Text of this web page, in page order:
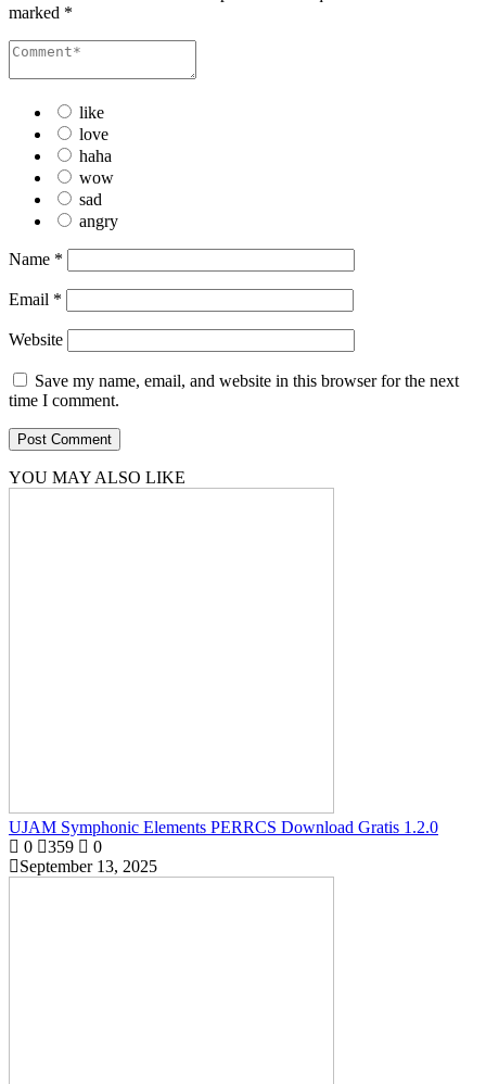
marked *
like
love
haha
wow
sad
angry
Name *
Email *
Website
Save my name, email, and website in this browser for the next
time I comment.
YOU MAY ALSO LIKE
UJAM Symphonic Elements PERRCS Download Gratis 1.2.0
0
359
0
September 13, 2025